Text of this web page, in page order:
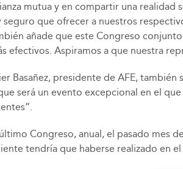
mutua y en compartir una
seguro que ofrecer a nuestros
añade que este Congreso
efectivos. Aspiramos a que nuestra
Basañez, presidente de AFE,
será un evento excepcional en el
Congreso, anual, el pasado mes
tendría que haberse realizado en